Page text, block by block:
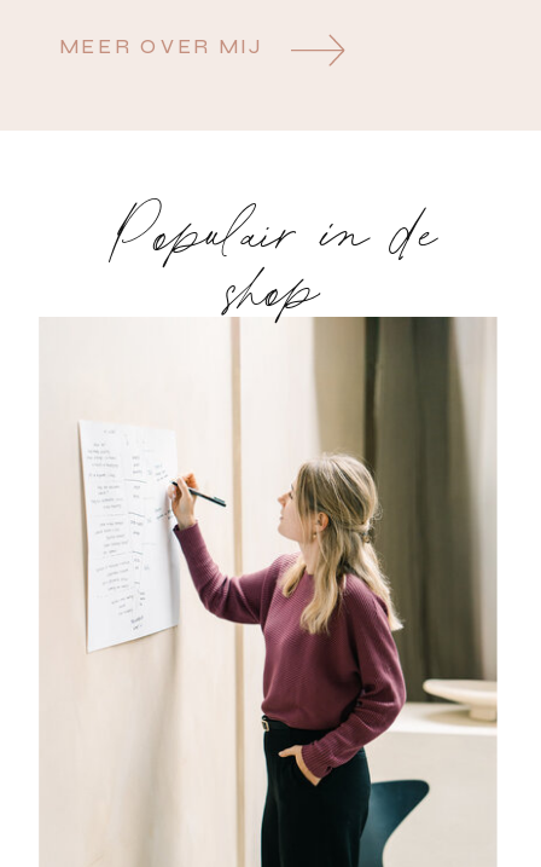
De kick-off: Online of in
We beginnen een traject altijd met
een kick-off sessie. In deze sessie
gaan we orde op zaken stellen. Hoe
staat het er nu voor? Wat is de
huidige situatie?
Deze sessie vindt plaats op mijn
kantoor in Alkmaar, waar we lekker
kunnen kladderen op een
whiteboard, of online, waar ik lekker
MEER OVER MIJ
Populair in de
shop